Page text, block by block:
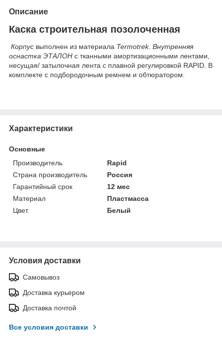
Описание
Каска строительная позолоченная
Корпус выполнен из материала Termotrek. Внутренняя
оснастка ЭТАЛОН с тканными амортизационными лентами,
несущая/ затылочная лента с плавной регулировкой RAPID. В
комплекте с подбородочным ремнем и обтюратором.
Характеристики
Основные
Производитель
Rapid
Страна производитель
Россия
Гарантийный срок
12 мес
Материал
Пластмасса
Цвет
Белый
Условия доставки
Самовывоз
Доставка курьером
Доставка почтой
Все условия доставки